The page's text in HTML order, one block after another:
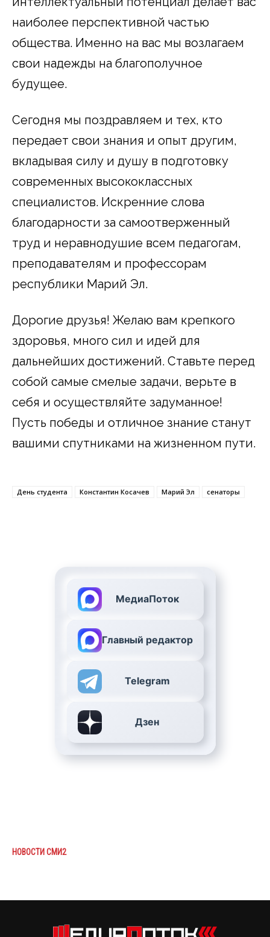
наиболее перспективной частью
общества. Именно на вас мы возлагаем
свои надежды на благополучное
будущее.
Сегодня мы поздравляем и тех, кто
передает свои знания и опыт другим,
вкладывая силу и душу в подготовку
современных высококлассных
специалистов. Искренние слова
благодарности за самоотверженный
труд и неравнодушие всем педагогам,
преподавателям и профессорам
республики Марий Эл.
Дорогие друзья! Желаю вам крепкого
здоровья, много сил и идей для
дальнейших достижений. Ставьте перед
собой самые смелые задачи, верьте в
себя и осуществляйте задуманное!
Пусть победы и отличное знание станут
вашими спутниками на жизненном пути.
День студента Константин Косачев Марий Эл сенаторы
МедиаПоток
Главный редактор
Telegram
Дзен
НОВОСТИ СМИ2